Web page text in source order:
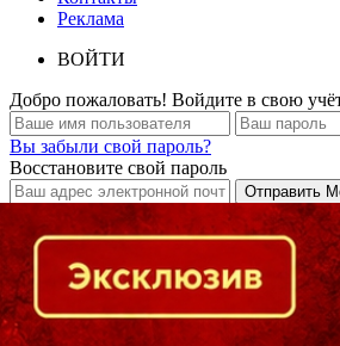
Реклама
ВОЙТИ
Добро пожаловать! Войдите в свою
Вы забыли свой пароль?
Восстановите свой пароль
Кто есть кто в Байкальском регионе